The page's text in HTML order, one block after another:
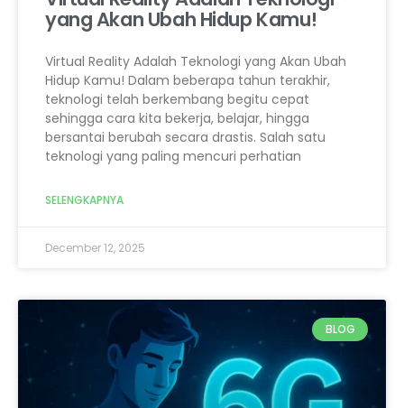
yang Akan Ubah Hidup Kamu!
Virtual Reality Adalah Teknologi yang Akan Ubah
Hidup Kamu! Dalam beberapa tahun terakhir,
teknologi telah berkembang begitu cepat
sehingga cara kita bekerja, belajar, hingga
bersantai berubah secara drastis. Salah satu
teknologi yang paling mencuri perhatian
SELENGKAPNYA
December 12, 2025
BLOG